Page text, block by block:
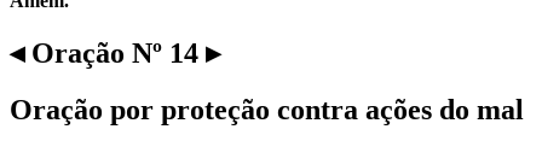
◂ Oração Nº 14 ▸
Oração por proteção contra ações do mal